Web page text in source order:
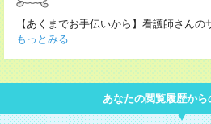
【あくまでお手伝いから】看護師さん
もっとみる
あなたの閲覧履歴から